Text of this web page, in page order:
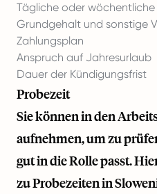
Tägliche oder
Grundgehalt und sonstige
Zahlungsplan
Anspruch auf Jahresurlaub
Dauer der Kündigungsfrist
Probezeit
Sie können in den
aufnehmen, um zu
gut in die Rolle passt.
zu Probezeiten in